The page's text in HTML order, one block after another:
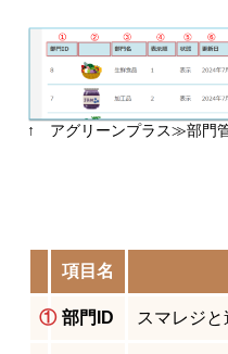
↑ アグリーンプラス≫部門
項目名
① 部門ID スマレジと